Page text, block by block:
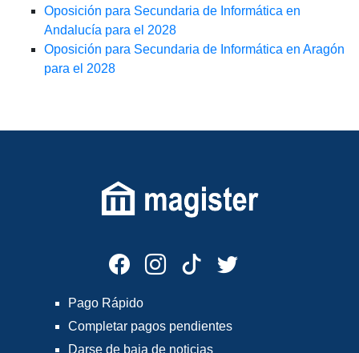
Oposición para Secundaria de Informática en
Andalucía para el 2028
Oposición para Secundaria de Informática en Aragón
para el 2028
Pago Rápido
Completar pagos pendientes
Darse de baja de noticias